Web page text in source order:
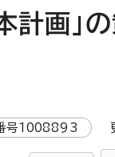
計画」
号1008893